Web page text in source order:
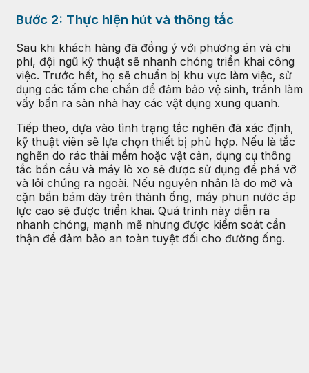
Bước 2: Thực hiện hút và thông tắc
Sau khi khách hàng đã đồng ý với phương án và chi
phí, đội ngũ kỹ thuật sẽ nhanh chóng triển khai công
việc. Trước hết, họ sẽ chuẩn bị khu vực làm việc, sử
dụng các tấm che chắn để đảm bảo vệ sinh, tránh làm
vấy bẩn ra sàn nhà hay các vật dụng xung quanh.
Tiếp theo, dựa vào tình trạng tắc nghẽn đã xác định,
kỹ thuật viên sẽ lựa chọn thiết bị phù hợp. Nếu là tắc
nghẽn do rác thải mềm hoặc vật cản, dụng cụ thông
tắc bồn cầu và máy lò xo sẽ được sử dụng để phá vỡ
và lôi chúng ra ngoài. Nếu nguyên nhân là do mỡ và
cặn bẩn bám dày trên thành ống, máy phun nước áp
lực cao sẽ được triển khai. Quá trình này diễn ra
nhanh chóng, mạnh mẽ nhưng được kiểm soát cẩn
thận để đảm bảo an toàn tuyệt đối cho đường ống.